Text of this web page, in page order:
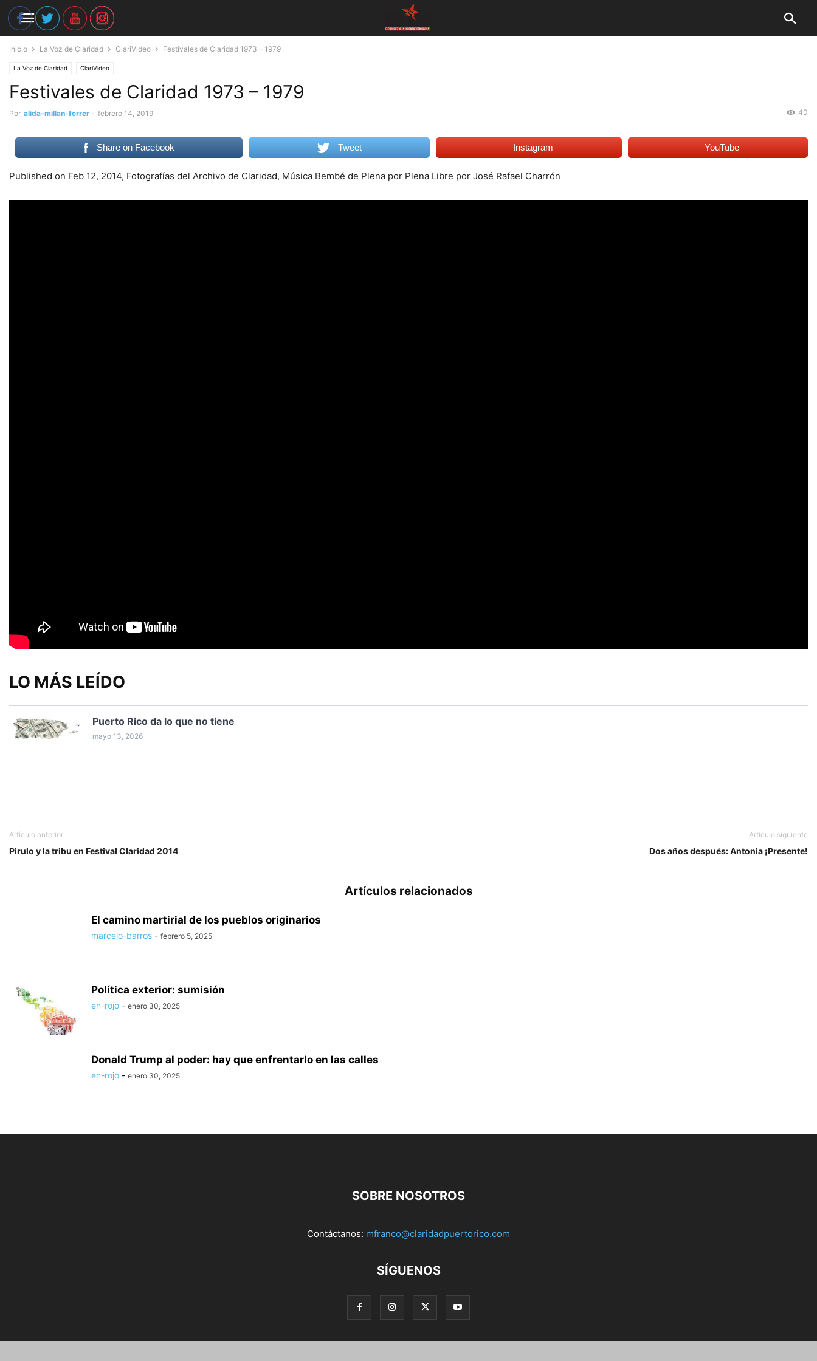
Inicio La Voz de Claridad ClariVideo Festivales de Claridad 1973 – 1979
La Voz de Claridad ClariVideo
Festivales de Claridad 1973 – 1979
Por alida-millan-ferrer - febrero 14, 2019 40
Share on Facebook Tweet Instagram YouTube
Published on Feb 12, 2014, Fotografías del Archivo de Claridad, Música Bembé de Plena por Plena Libre por José Rafael Charrón
LO MÁS LEÍDO
Puerto Rico da lo que no tiene
mayo 13, 2026
Artículo anterior
Pirulo y la tribu en Festival Claridad 2014
Artículo siguiente
Dos años después: Antonia ¡Presente!
Artículos relacionados
El camino martirial de los pueblos originarios
marcelo-barros - febrero 5, 2025
Política exterior: sumisión
en-rojo - enero 30, 2025
Donald Trump al poder: hay que enfrentarlo en las calles
en-rojo - enero 30, 2025
SOBRE NOSOTROS
Contáctanos: mfranco@claridadpuertorico.com
SÍGUENOS